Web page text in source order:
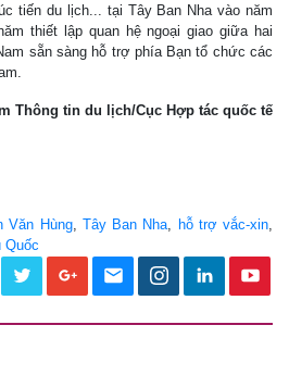
tiến du lịch... tại Tây Ban Nha vào năm
thiết lập quan hệ ngoại giao giữa hai
sẵn sàng hỗ trợ phía Bạn tổ chức các
Thông tin du lịch/Cục Hợp tác quốc tế
Văn Hùng, Tây Ban Nha, hỗ trợ vắc-xin,
Quốc